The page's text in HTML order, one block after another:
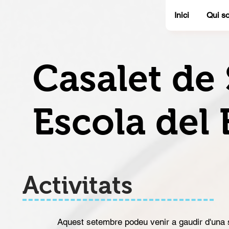
Inici Qui
Casalet de
Escola del
Activitats
Aquest setembre podeu venir a gaudir